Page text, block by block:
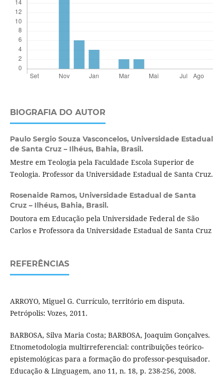
BIOGRAFIA DO AUTOR
Paulo Sergio Souza Vasconcelos, Universidade Estadual
de Santa Cruz – Ilhéus, Bahia, Brasil.
Mestre em Teologia pela Faculdade Escola Superior de
Teologia. Professor da Universidade Estadual de Santa Cruz.
Rosenaide Ramos, Universidade Estadual de Santa
Cruz – Ilhéus, Bahia, Brasil.
Doutora em Educação pela Universidade Federal de São
Carlos e Professora da Universidade Estadual de Santa Cruz
REFERÊNCIAS
ARROYO, Miguel G. Currículo, território em disputa.
Petrópolis: Vozes, 2011.
BARBOSA, Silva Maria Costa; BARBOSA, Joaquim Gonçalves.
Etnometodologia multirreferencial: contribuições teórico-
epistemológicas para a formação do professor-pesquisador.
Educação & Linguagem, ano 11, n. 18, p. 238-256, 2008.